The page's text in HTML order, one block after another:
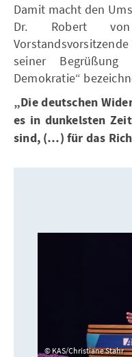
Damit macht den
Dr. Robert von
seiner
Demokratie“
„Die deutschen
es in dunkelsten
sind, (…) für das
KAS/Christiane Stahr